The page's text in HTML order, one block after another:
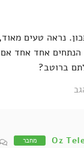
נראה טעים
הנתחים אחד אחד
ברוטב?
Oz מחבר